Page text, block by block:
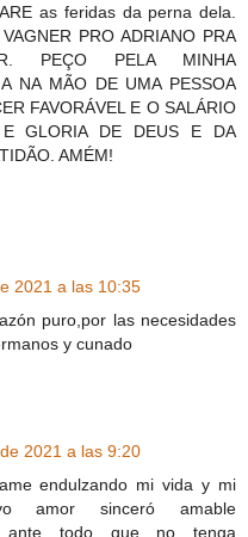
as feridas da perna dela.
PRO ADRIANO PRA
PEÇO PELA MINHA
NA MÃO DE UMA PESSOA
FAVORÁVEL E O SALÁRIO
E GLORIA DE DEUS E DA
AMÉM!
2021 a las 10:35
puro,por las necesidades
y cunado
2021 a las 9:20
endulzando mi vida y mi
amor sinceró amable
y ante todo que no tenga